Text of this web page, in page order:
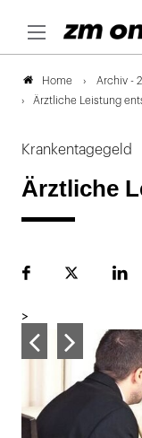
Home Archiv -
Ärztliche Leistung
Krankentagegeld
Ärztliche
FacebookPlattform
>